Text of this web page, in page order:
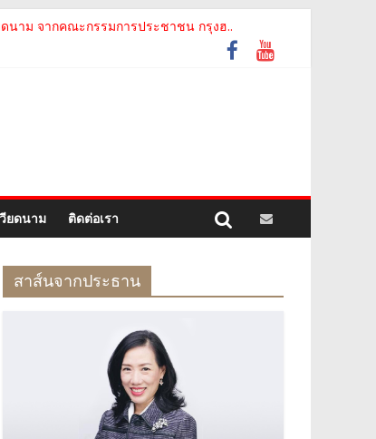
Steering Committee on ..
นาม จากคณะกรรมการประชาชน กรุงฮ..
ป็นทางการ เสริมสร้างความร่วมมื..
ยดนาม ติดต่อเรา
สาส์นจากประธาน